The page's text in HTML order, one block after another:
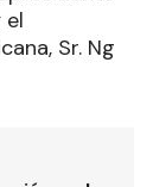
el
Sr. Ng